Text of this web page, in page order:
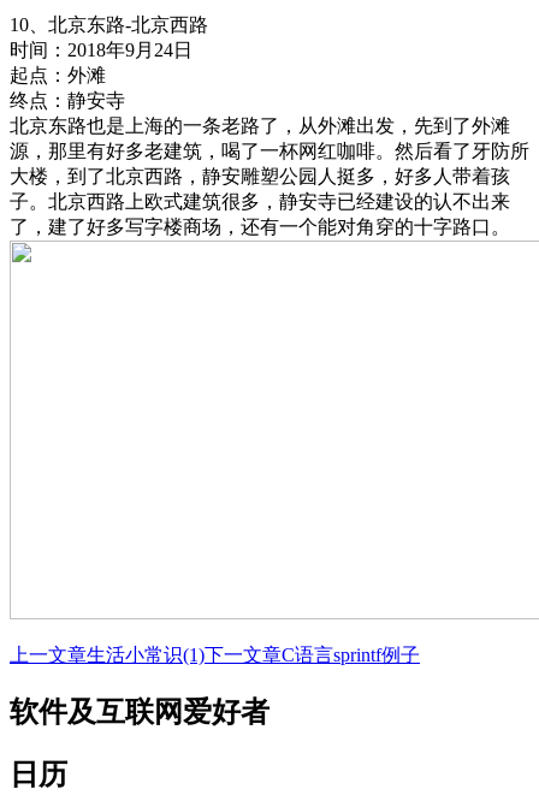
10、北京东路-北京西路
时间：2018年9月24日
起点：外滩
终点：静安寺
北京东路也是上海的一条老路了，从外滩出发，先到了外滩
源，那里有好多老建筑，喝了一杯网红咖啡。然后看了牙防所
大楼，到了北京西路，静安雕塑公园人挺多，好多人带着孩
子。北京西路上欧式建筑很多，静安寺已经建设的认不出来
了，建了好多写字楼商场，还有一个能对角穿的十字路口。
文
章
航
上一文章生活小常识(1)下一文章C语言sprintf例子
软件及互联网爱好者
日历